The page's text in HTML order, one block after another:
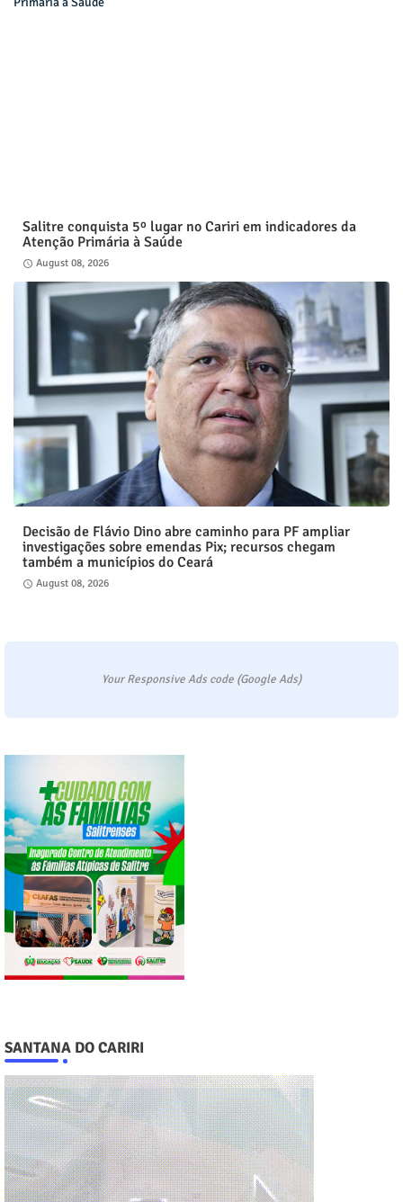
Salitre conquista 5º lugar no Cariri em indicadores da
Atenção Primária à Saúde
August 08, 2026
Decisão de Flávio Dino abre caminho para PF ampliar
investigações sobre emendas Pix; recursos chegam
também a municípios do Ceará
August 08, 2026
Your Responsive Ads code (Google Ads)
SANTANA DO CARIRI